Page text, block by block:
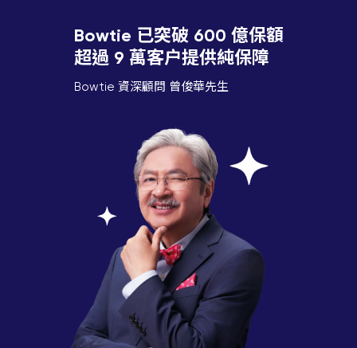
Bowtie 已突破 600 億保額
超過 9 萬客户提供純保障
Bowtie 資深顧問 曾俊華先生